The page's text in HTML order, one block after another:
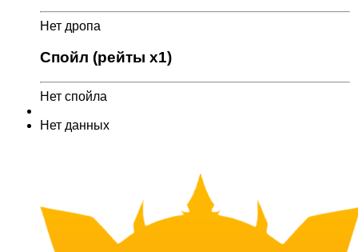
Нет дропа
Спойл (рейты x1)
Нет спойла
Нет данных